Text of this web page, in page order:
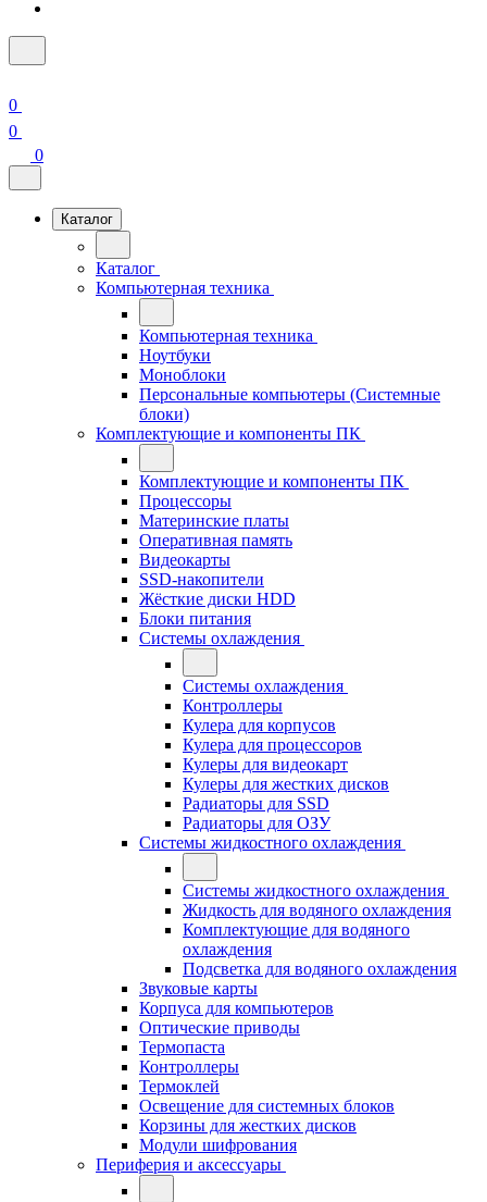
0
0
0
Каталог
Каталог
Компьютерная техника
Компьютерная техника
Ноутбуки
Моноблоки
Персональные компьютеры (Системные
блоки)
Комплектующие и компоненты ПК
Комплектующие и компоненты ПК
Процессоры
Материнские платы
Оперативная память
Видеокарты
SSD-накопители
Жёсткие диски HDD
Блоки питания
Системы охлаждения
Системы охлаждения
Контроллеры
Кулера для корпусов
Кулера для процессоров
Кулеры для видеокарт
Кулеры для жестких дисков
Радиаторы для SSD
Радиаторы для ОЗУ
Системы жидкостного охлаждения
Системы жидкостного охлаждения
Жидкость для водяного охлаждения
Комплектующие для водяного
охлаждения
Подсветка для водяного охлаждения
Звуковые карты
Корпуса для компьютеров
Оптические приводы
Термопаста
Контроллеры
Термоклей
Освещение для системных блоков
Корзины для жестких дисков
Модули шифрования
Периферия и аксессуары